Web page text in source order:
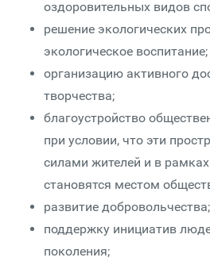
оздоровительных видов
решение экологических
экологическое воспитание;
организацию активного
творчества;
благоустройство
при условии, что эти
силами жителей и в
становятся местом
развитие добровольчества;
поддержку инициатив
поколения;